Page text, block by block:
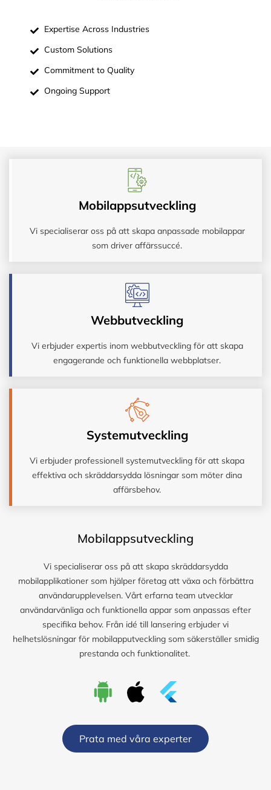
Expertise Across Industries
Custom Solutions
Commitment to Quality
Ongoing Support
Mobilappsutveckling
Vi specialiserar oss på att skapa anpassade mobilappar
som driver affärssuccé.
Webbutveckling
Vi erbjuder expertis inom webbutveckling för att skapa
engagerande och funktionella webbplatser.
Systemutveckling
Vi erbjuder professionell systemutveckling för att skapa
effektiva och skräddarsydda lösningar som möter dina
affärsbehov.
Mobilappsutveckling
Vi specialiserar oss på att skapa skräddarsydda
mobilapplikationer som hjälper företag att växa och förbättra
användarupplevelsen. Vårt erfarna team utvecklar
användarvänliga och funktionella appar som anpassas efter
specifika behov. Från idé till lansering erbjuder vi
helhetslösningar för mobilapputveckling som säkerställer smidig
prestanda och funktionalitet.
Prata med våra experter